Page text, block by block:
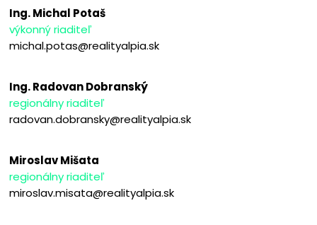
Ing. Michal Potaš
výkonný riaditeľ
michal.potas@realityalpia.sk
Ing. Radovan Dobranský
regionálny riaditeľ
radovan.dobransky@realityalpia.sk
Miroslav Mišata
regionálny riaditeľ
miroslav.misata@realityalpia.sk